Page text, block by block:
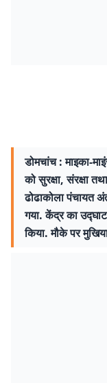
डोमचांच : माइका-
को सुरक्षा, संरक्षा
ढोढाकोला पंचायत
गया. केंद्र का
किया. मौके पर